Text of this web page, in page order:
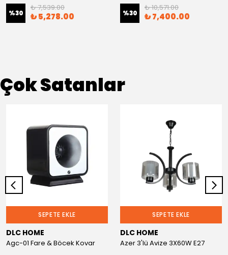
%30
₺ 7,539.00
₺ 5,278.00 %30
₺ 10,571.00
₺ 7,400.00
Çok Satanlar
SEPETE EKLE
DLC HOME
Agc-01 Fare & Böcek Kovar
SEPETE EKLE
DLC HOME
Azer 3'lü Avize 3X60W E27